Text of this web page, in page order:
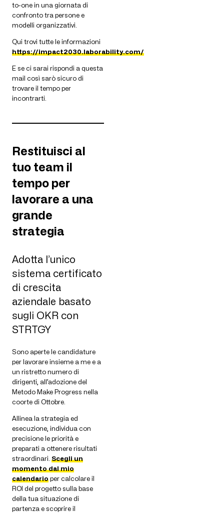
to-one in una giornata di
confronto tra persone e
modelli organizzativi.
Qui trovi tutte le informazioni
https://impact2030.laborability.com/
E se ci sarai rispondi a questa
mail così sarò sicuro di
trovare il tempo per
incontrarti.
Restituisci al
tuo team il
tempo per
lavorare a una
grande
strategia
Adotta l’unico
sistema certificato
di crescita
aziendale basato
sugli OKR con
STRTGY
Sono aperte le candidature
per lavorare insieme a me e a
un ristretto numero di
dirigenti, all’adozione del
Metodo Make Progress nella
coorte di Ottobre.
Allinea la strategia ed
esecuzione, individua con
precisione le priorità e
preparati a ottenere risultati
straordinari. Scegli un
momento dal mio
calendarioper calcolare il
ROI del progetto sulla base
della tua situazione di
partenza e scoprire il